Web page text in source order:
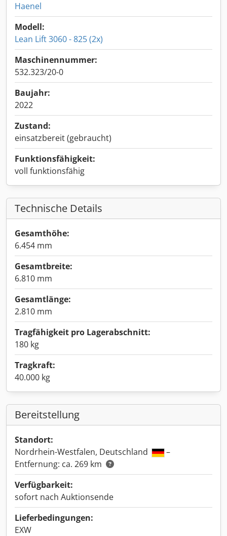
Haenel
Modell:
Lean Lift 3060 - 825 (2x)
Maschinennummer:
532.323/20-0
Baujahr:
2022
Zustand:
einsatzbereit (gebraucht)
Funktionsfähigkeit:
voll funktionsfähig
Technische Details
Gesamthöhe:
6.454 mm
Gesamtbreite:
6.810 mm
Gesamtlänge:
2.810 mm
Tragfähigkeit pro Lagerabschnitt:
180 kg
Tragkraft:
40.000 kg
Bereitstellung
Standort:
Nordrhein-Westfalen, Deutschland
–
Entfernung: ca. 269 km
Verfügbarkeit:
sofort nach Auktionsende
Lieferbedingungen:
EXW